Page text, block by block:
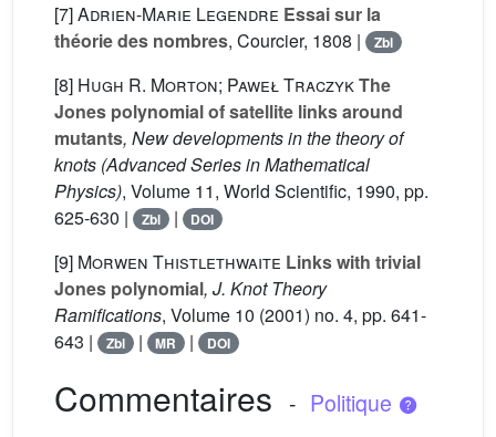
[7]Adrien-Marie Legendre Essai sur la
théorie des nombres, Courcier, 1808 | Zbl
[8] Hugh R. Morton; Paweł TraczykThe
Jones polynomial of satellite links around
mutants, New developments in the theory of
knots (Advanced Series in Mathematical
Physics), Volume 11, World Scientific, 1990, pp.
625-630 |
Zbl | DOI
[9] Morwen Thistlethwaite Links with trivial
Jones polynomial, J. Knot Theory
Ramifications, Volume 10 (2001) no. 4, pp. 641-
643 |
Zbl | MR | DOI
Commentaires - Politique